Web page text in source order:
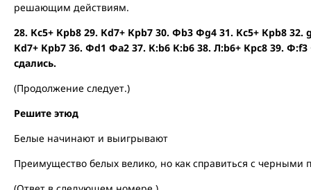
решающим действиям.
28. Кс5+ Крb8 29. Кd7+ Крb7 30. Фb3 Фg4 31. Кc5+ Крb8 32.
Кd7+ Крb7 36. Фd1 Фa2 37. К:b6 К:b6 38. Л:b6+ Крc8 39.
сдались.
(Продолжение следует.)
Решите этюд
Белые начинают и выигрывают
Преимущество белых велико, но как справиться с